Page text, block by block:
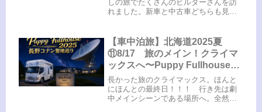
しの旅でたくさんのビルダーさんを訪
れました。新車と中古車どちらも見せ
リビー）AtoZ（アンソニー・ACE-1・
Light）TOWAモー...
【車中泊旅】北海道2025夏
⑪8/17 旅のメイン！クライマ
ックスへ〜Puppy Fullhouse初
の北海道、からの長野聖地巡礼
長かった旅のクライマックス。ほんと
にほんとの最終日！！！ 行き先は劇
中メインシーンである場所へ。全然コ